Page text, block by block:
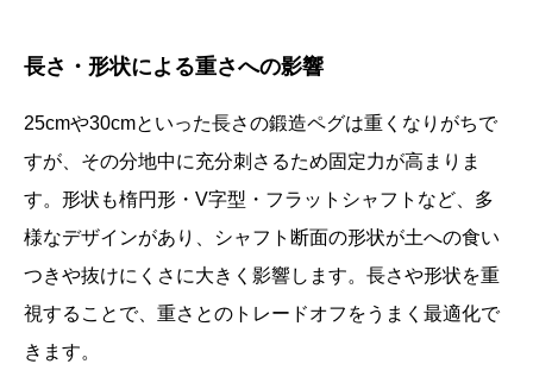
長さ・形状による重さへの影響
25cmや30cmといった長さの鍛造ペグは重くなりがちで
すが、その分地中に充分刺さるため固定力が高まりま
す。形状も楕円形・V字型・フラットシャフトなど、多
様なデザインがあり、シャフト断面の形状が土への食い
つきや抜けにくさに大きく影響します。長さや形状を重
視することで、重さとのトレードオフをうまく最適化で
きます。